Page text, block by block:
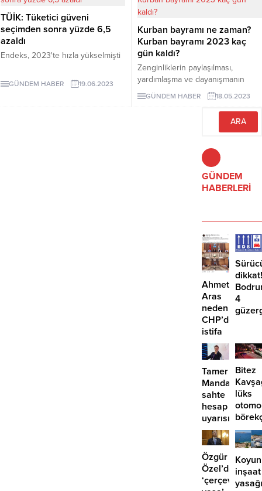
Tercih edilen uygun fiyatlı
temaların başında ise bungalovlar,
pansiyonlar, apart oteller geliyor.
TÜİK: Tüketici güveni
seçimden sonra yüzde 6,5
azaldı
Endeks, 2023'te hızla yükselmişti
GÜNDEM HABER 19.06.2023
Kurban bayramı ne zaman?
Kurban bayramı 2023 kaç
gün kaldı?
Zenginliklerin paylaşılması,
yardımlaşma ve dayanışmanın
önemini gösteren Kurban bayramı
için geri sayım başladı. Dini
bayramların ikincisi olan Kurban
bayramı dört gün sürecek. Kurban
Çarşamba gününe denk geliyor, 1
Temmuz Cumartesi günü sona
GÜNDEM HABER 18.05.2023
GÜNDEM
HABERLERİ
Ahmet
Aras
neden
CHP’den
istifa
etmiyor?
dikkat!
4
Tamer
sahte
hesap
uyarısı
Bitez
lüks
girdi:
2
Özgür
Özel’den
‘çerçeve
inşaat